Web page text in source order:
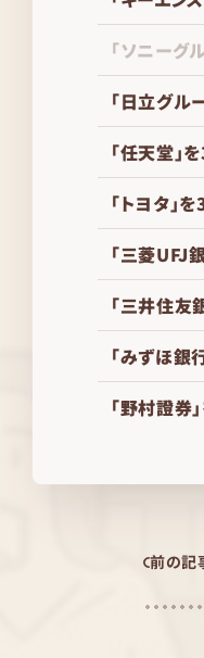
「ソニーグ
「日立グル
「任天堂」
「トヨタ」
「三菱UFJ
「三井住友
「みずほ銀
「野村證券
前の記